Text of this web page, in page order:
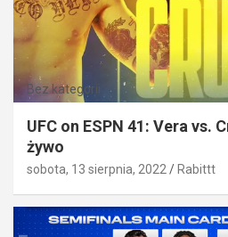
Bez kategorii
UFC on ESPN 41: Vera vs.
żywo
sobota, 13 sierpnia, 2022 Rabittt